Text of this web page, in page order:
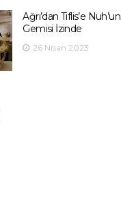
Ağrı’dan Tiflis’e Nuh’un
Gemisi İzinde
26 Nisan 2023